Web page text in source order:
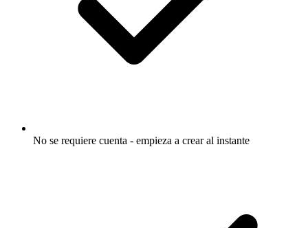
No se requiere cuenta - empieza a crear al instante